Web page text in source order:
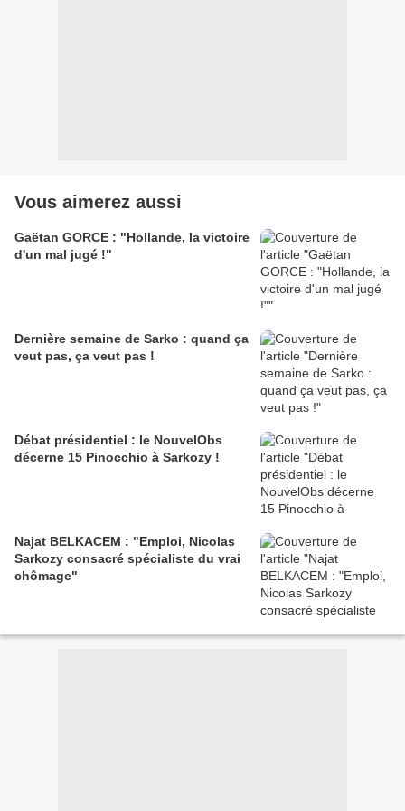
Vous aimerez aussi
Gaëtan GORCE : "Hollande, la victoire
d'un mal jugé !"
Dernière semaine de Sarko : quand ça
veut pas, ça veut pas !
Débat présidentiel : le NouvelObs
décerne 15 Pinocchio à Sarkozy !
Najat BELKACEM : "Emploi, Nicolas
Sarkozy consacré spécialiste du vrai
chômage"